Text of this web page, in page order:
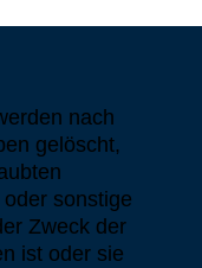
nach
gelöscht,
sonstige
Zweck der
ist oder sie